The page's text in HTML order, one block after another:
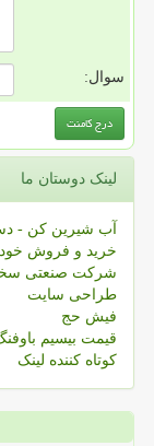
سوال:
لینک دوستان ما
آب شیرین کن -
خرید و فروش
شرکت صنعتی
طراحی سایت
فیش حج
قیمت بیسیم
کوتاه کننده لینک